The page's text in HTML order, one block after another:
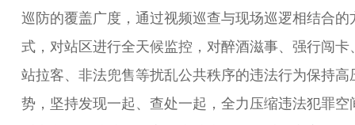
巡防的覆盖广度，通过视频巡查与现场巡逻相结合的
式，对站区进行全天候监控，对醉酒滋事、强行闯卡
站拉客、非法兜售等扰乱公共秩序的违法行为保持高
势，坚持发现一起、查处一起，全力压缩违法犯罪空